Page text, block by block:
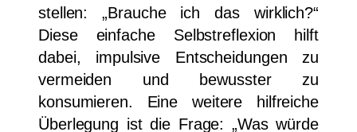
stellen: „Brauche ich das wirklich?“
Diese einfache Selbstreflexion hilft
dabei, impulsive Entscheidungen zu
vermeiden und bewusster zu
konsumieren. Eine weitere hilfreiche
Überlegung ist die Frage: „Was würde